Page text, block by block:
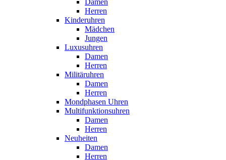
Damen
Herren
Kinderuhren
Mädchen
Jungen
Luxusuhren
Damen
Herren
Militäruhren
Damen
Herren
Mondphasen Uhren
Multifunktionsuhren
Damen
Herren
Neuheiten
Damen
Herren